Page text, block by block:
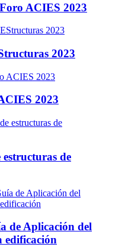
ACIES 2023
2023
2023
de
de Aplicación del
edificación